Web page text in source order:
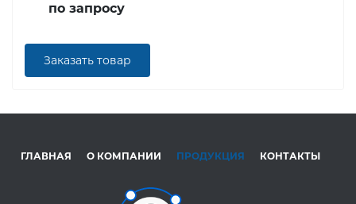
по запросу
Заказать товар
ГЛАВНАЯ О КОМПАНИИ ПРОДУКЦИЯ КОНТАКТЫ